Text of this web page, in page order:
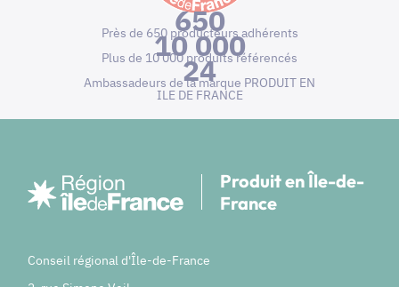
650
Près de 650 producteurs adhérents
10 000
Plus de 10 000 produits référencés
24
Ambassadeurs de la marque PRODUIT EN
ILE DE FRANCE
Produit en Île-de-
France
Conseil régional d'Île-de-France